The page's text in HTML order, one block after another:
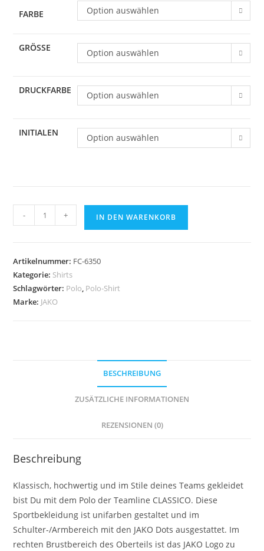
FARBE Option auswählen
GRÖSSE Option auswählen
DRUCKFARBE Option auswählen
INITIALEN Option auswählen
Polo-
Classico
Damen
-
Verschiedene
- + IN DEN WARENKORB
Artikelnummer: FC-6350
Kategorie: Shirts
Schlagwörter: Polo, Polo-Shirt
Marke: JAKO
BESCHREIBUNG
ZUSÄTZLICHE INFORMATIONEN
REZENSIONEN (0)
Beschreibung
Klassisch, hochwertig und im Stile deines Teams gekleidet
bist Du mit dem Polo der Teamline CLASSICO. Diese
Sportbekleidung ist unifarben gestaltet und im
Schulter-/Armbereich mit den JAKO Dots ausgestattet. Im
rechten Brustbereich des Oberteils ist das JAKO Logo zu